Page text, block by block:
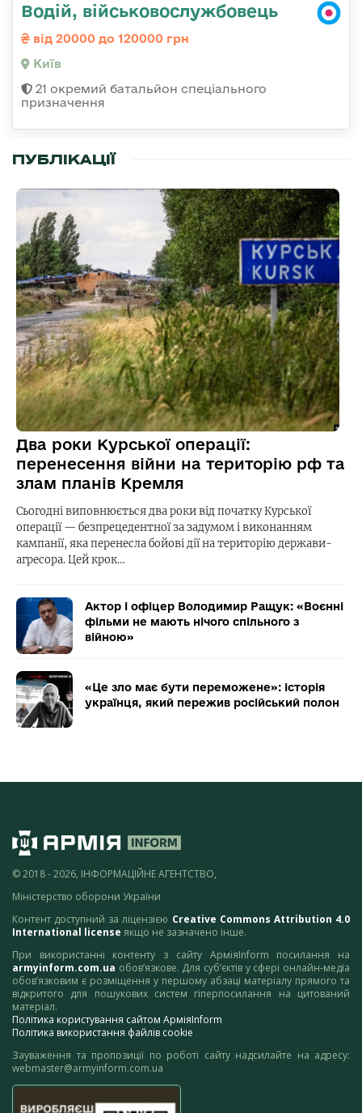
Водій, військовослужбовець
від 20000 до 120000 грн
Київ
21 окремий батальйон спеціального
призначення
ПУБЛІКАЦІЇ
Два роки Курської операції:
перенесення війни на територію рф та
злам планів Кремля
Сьогодні виповнюється два роки від початку Курської
операції — безпрецедентної за задумом і виконанням
кампанії, яка перенесла бойові дії на територію держави-
агресора. Цей крок…
Актор і офіцер Володимир Ращук: «Воєнні
фільми не мають нічого спільного з
війною»
«Це зло має бути переможене»: історія
українця, який пережив російський полон
© 2018 - 2026, ІНФОРМАЦІЙНЕ АГЕНТСТВО,
Міністерство оборони України
Контент доступний за ліцензією Creative Commons Attribution 4.0
International license якщо не зазначено інше.
При використанні контенту з сайту АрміяInform посилання на
armyinform.com.ua обов’язкове. Для суб’єктів у сфері онлайн-медіа
обов’язковим є розміщення у першому абзаці матеріалу прямого та
відкритого для пошукових систем гіперпосилання на цитований
матеріал.
Політика користування сайтом АрміяInform
Політика використання файлів cookie
Зауваження та пропозиції по роботі сайту надсилайте на адресу:
webmaster@armyinform.com.ua